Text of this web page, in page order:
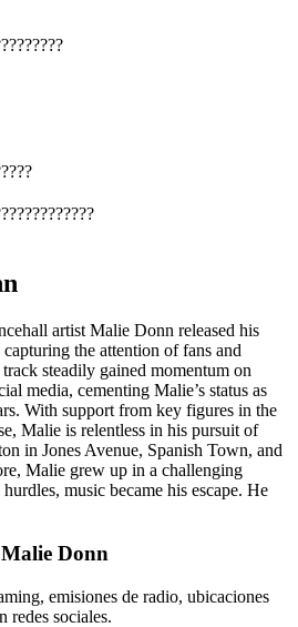
artist Malie Donn released his
the attention of fans and
steadily gained momentum on
media, cementing Malie’s status as
With support from key figures in the
Malie is relentless in his pursuit of
in Jones Avenue, Spanish Town, and
Malie grew up in a challenging
music became his escape. He
Donn
emisiones de radio, ubicaciones
redes sociales.